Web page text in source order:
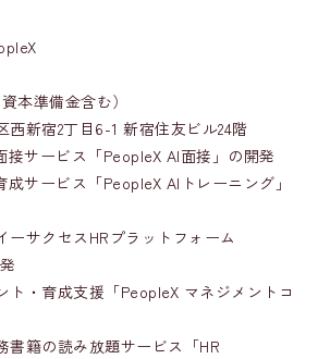
本準備金含む）
西新宿2丁目6-1 新宿住友ビル24階
接サービス「PeopleX AI面接」の開発
ビス「PeopleX AIトレーニング」
セスHRプラットフォーム
成支援「PeopleX マネジメントコ
読み放題サービス「HR